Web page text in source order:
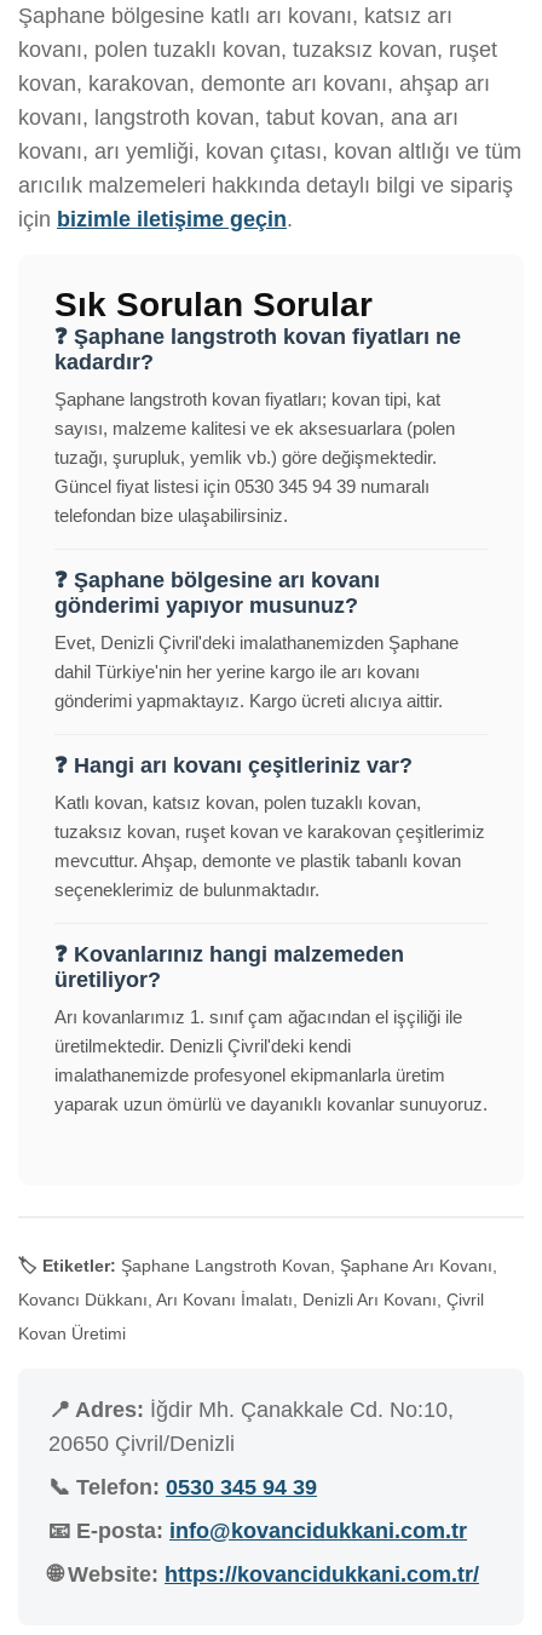
Şaphane bölgesine katlı arı kovanı, katsız arı
kovanı, polen tuzaklı kovan, tuzaksız kovan, ruşet
kovan, karakovan, demonte arı kovanı, ahşap arı
kovanı, langstroth kovan, tabut kovan, ana arı
kovanı, arı yemliği, kovan çıtası, kovan altlığı ve tüm
arıcılık malzemeleri hakkında detaylı bilgi ve sipariş
için bizimle iletişime geçin.
Sık Sorulan Sorular
❓ Şaphane langstroth kovan fiyatları ne
kadardır?
Şaphane langstroth kovan fiyatları; kovan tipi, kat
sayısı, malzeme kalitesi ve ek aksesuarlara (polen
tuzağı, şurupluk, yemlik vb.) göre değişmektedir.
Güncel fiyat listesi için 0530 345 94 39 numaralı
telefondan bize ulaşabilirsiniz.
❓ Şaphane bölgesine arı kovanı
gönderimi yapıyor musunuz?
Evet, Denizli Çivril'deki imalathanemizden Şaphane
dahil Türkiye'nin her yerine kargo ile arı kovanı
gönderimi yapmaktayız. Kargo ücreti alıcıya aittir.
❓ Hangi arı kovanı çeşitleriniz var?
Katlı kovan, katsız kovan, polen tuzaklı kovan,
tuzaksız kovan, ruşet kovan ve karakovan çeşitlerimiz
mevcuttur. Ahşap, demonte ve plastik tabanlı kovan
seçeneklerimiz de bulunmaktadır.
❓ Kovanlarınız hangi malzemeden
üretiliyor?
Arı kovanlarımız 1. sınıf çam ağacından el işçiliği ile
üretilmektedir. Denizli Çivril'deki kendi
imalathanemizde profesyonel ekipmanlarla üretim
yaparak uzun ömürlü ve dayanıklı kovanlar sunuyoruz.
🏷️ Etiketler: Şaphane Langstroth Kovan, Şaphane Arı Kovanı,
Kovancı Dükkanı, Arı Kovanı İmalatı, Denizli Arı Kovanı, Çivril
Kovan Üretimi
📍 Adres: İğdir Mh. Çanakkale Cd. No:10,
20650 Çivril/Denizli
📞 Telefon: 0530 345 94 39
📧 E-posta: info@kovancidukkani.com.tr
🌐 Website: https://kovancidukkani.com.tr/